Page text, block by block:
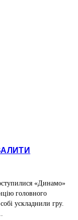
«Динамо»
головного
ускладнили гру.